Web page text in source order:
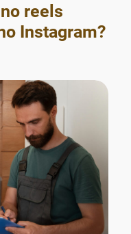
reels
Instagram?